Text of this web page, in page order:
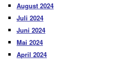
August 2024
Juli 2024
Juni 2024
Mai 2024
April 2024